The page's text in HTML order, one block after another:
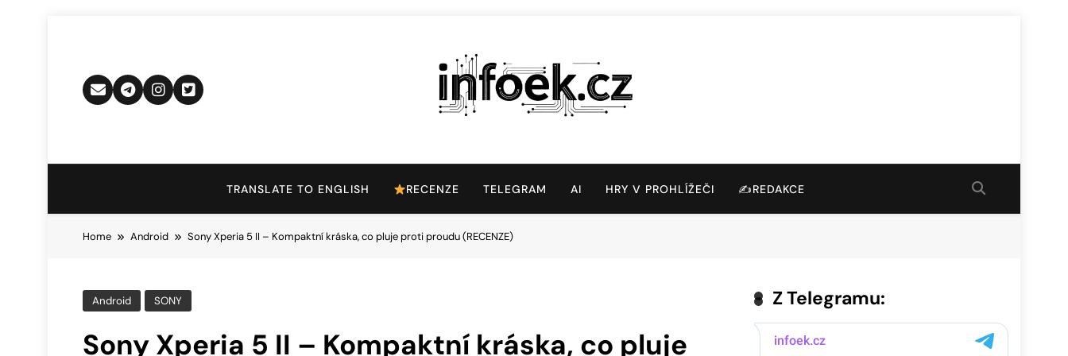
Infoek.cz
TRANSLATE TO ENGLISH RECENZE TELEGRAM AI HRY V PROHLÍŽEČI ✍️REDAKCE
Home Android Sony Xperia 5 II – Kompaktní kráska, co pluje proti proudu (RECENZE)
Android SONY
Sony Xperia 5 II – Kompaktní kráska, co pluje
Z Telegramu: